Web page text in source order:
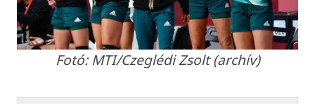
Fotó: MTI/Czeglédi Zsolt (archív)